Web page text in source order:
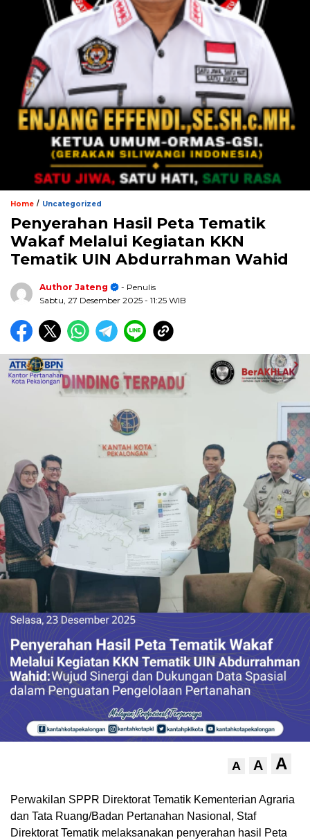
Home / Uncategorized
Penyerahan Hasil Peta Tematik
Wakaf Melalui Kegiatan KKN
Tematik UIN Abdurrahman Wahid
Author Jateng
- Penulis
Sabtu, 27 Desember 2025 - 11:25 WIB
A A A
Perwakilan SPPR Direktorat Tematik Kementerian Agraria
dan Tata Ruang/Badan Pertanahan Nasional, Staf
Direktorat Tematik melaksanakan penyerahan hasil Peta